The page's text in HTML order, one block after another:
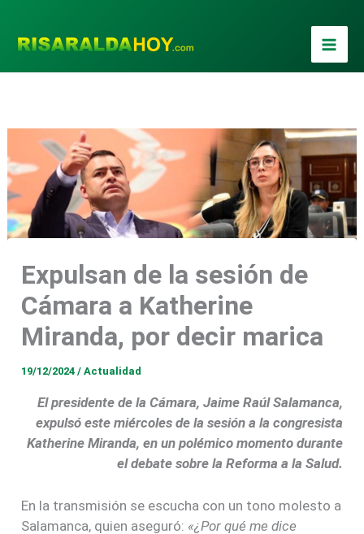
contenido
Expulsan de la sesión de
Cámara a Katherine
Miranda, por decir marica
19/12/2024/Actualidad
El presidente de la Cámara, Jaime Raúl Salamanca,
expulsó este miércoles de la sesión a la congresista
Katherine Miranda, en un polémico momento durante
el debate sobre la Reforma a la Salud.
En la transmisión se escucha con un tono molesto a
Salamanca, quien aseguró: «¿Por qué me dice